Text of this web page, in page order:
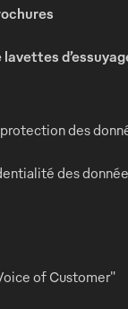
des
des
of Customer"